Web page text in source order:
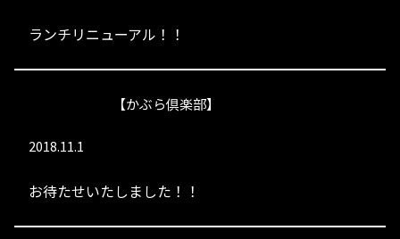
ランチリニューアル！！
【かぶら倶楽部】
2018.11.1
お待たせいたしました！！